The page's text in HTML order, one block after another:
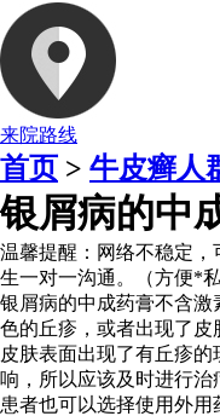
来院路线
首页 > 牛皮癣人
银屑病的中
温馨提醒： 网络不稳定，
生一对一沟通。（方便*
银屑病的中成药膏不含
色的丘疹，或者出现了
皮肤表面出现了有丘疹
响，所以应该及时进行
患者也可以选择使用外